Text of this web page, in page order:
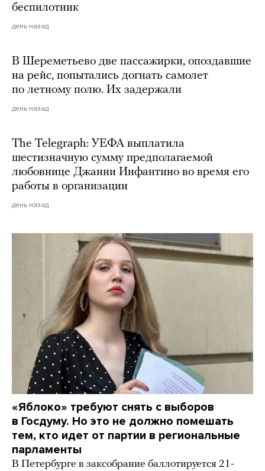
беспилотник
день назад
В Шереметьево две пассажирки, опоздавшие
на рейс, попытались догнать самолет
по летному полю. Их задержали
день назад
The Telegraph: УЕФА выплатила
шестизначную сумму предполагаемой
любовнице Джанни Инфантино во время его
работы в организации
день назад
«Яблоко» требуют снять с выборов
в Госдуму. Но это не должно помешать
тем, кто идет от партии в региональные
парламенты
В Петербурге в заксобрание баллотируется 21-